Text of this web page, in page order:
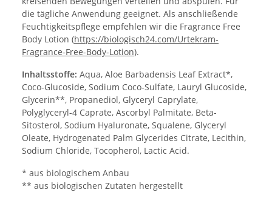
die tägliche Anwendung geeignet. Als anschließende
Feuchtigkeitspflege empfehlen wir die Fragrance Free
Body Lotion (https://biologisch24.com/Urtekram-
Fragrance-Free-Body-Lotion).
Inhaltsstoffe: Aqua, Aloe Barbadensis Leaf Extract*,
Coco-Glucoside, Sodium Coco-Sulfate, Lauryl Glucoside,
Glycerin**, Propanediol, Glyceryl Caprylate,
Polyglyceryl-4 Caprate, Ascorbyl Palmitate, Beta-
Sitosterol, Sodium Hyaluronate, Squalene, Glyceryl
Oleate, Hydrogenated Palm Glycerides Citrate, Lecithin,
Sodium Chloride, Tocopherol, Lactic Acid.
* aus biologischem Anbau
** aus biologischen Zutaten hergestellt